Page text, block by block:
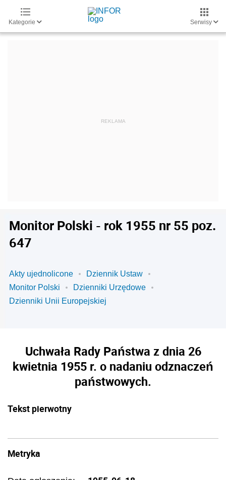
Kategorie Serwisy
Monitor Polski - rok 1955 nr 55 poz.
647
Akty ujednolicone
Dziennik Ustaw
Monitor Polski
Dzienniki Urzędowe
Dzienniki Unii Europejskiej
Uchwała Rady Państwa z dnia 26
kwietnia 1955 r. o nadaniu odznaczeń
państwowych.
Tekst pierwotny
Metryka